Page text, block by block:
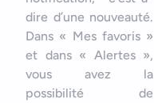
dire d’une nouveauté.
Dans « Mes favoris »
et dans « Alertes »,
vous avez la
possibilité de